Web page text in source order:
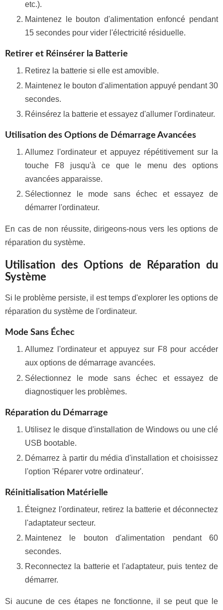
etc.).
Maintenez le bouton d'alimentation enfoncé pendant
15 secondes pour vider l'électricité résiduelle.
Retirer et Réinsérer la Batterie
Retirez la batterie si elle est amovible.
Maintenez le bouton d'alimentation appuyé pendant 30
secondes.
Réinsérez la batterie et essayez d'allumer l'ordinateur.
Utilisation des Options de Démarrage Avancées
Allumez l'ordinateur et appuyez répétitivement sur la
touche F8 jusqu'à ce que le menu des options
avancées apparaisse.
Sélectionnez le mode sans échec et essayez de
démarrer l'ordinateur.
En cas de non réussite, dirigeons-nous vers les options de
réparation du système.
Utilisation des Options de Réparation du
Système
Si le problème persiste, il est temps d'explorer les options de
réparation du système de l'ordinateur.
Mode Sans Échec
Allumez l'ordinateur et appuyez sur F8 pour accéder
aux options de démarrage avancées.
Sélectionnez le mode sans échec et essayez de
diagnostiquer les problèmes.
Réparation du Démarrage
Utilisez le disque d'installation de Windows ou une clé
USB bootable.
Démarrez à partir du média d'installation et choisissez
l'option 'Réparer votre ordinateur'.
Réinitialisation Matérielle
Éteignez l'ordinateur, retirez la batterie et déconnectez
l'adaptateur secteur.
Maintenez le bouton d'alimentation pendant 60
secondes.
Reconnectez la batterie et l'adaptateur, puis tentez de
démarrer.
Si aucune de ces étapes ne fonctionne, il se peut que le